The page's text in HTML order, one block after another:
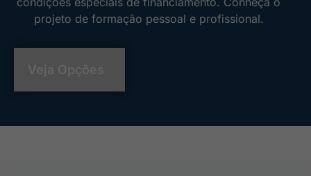
projeto de formação pessoal e profissional.
Veja Opções